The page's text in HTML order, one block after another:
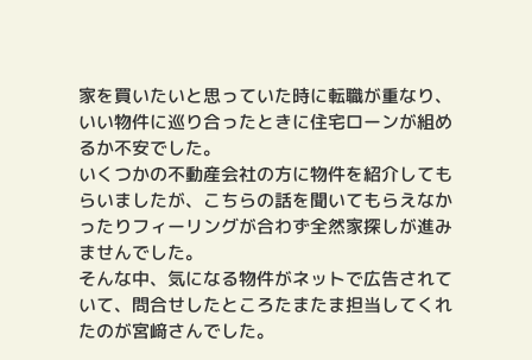
家を買いたいと思っていた時に転職が重なり、
いい物件に巡り合ったときに住宅ローンが組め
るか不安でした。
いくつかの不動産会社の方に物件を紹介しても
らいましたが、こちらの話を聞いてもらえなか
ったりフィーリングが合わず全然家探しが進み
ませんでした。
そんな中、気になる物件がネットで広告されて
いて、問合せしたところたまたま担当してくれ
たのが宮﨑さんでした。